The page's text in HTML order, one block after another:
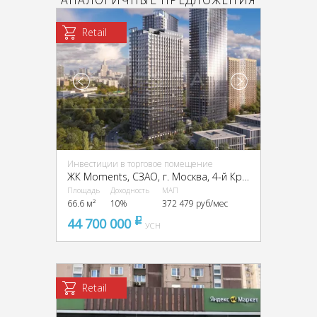
Retail
Инвестиции в торговое помещение
ЖК Moments, CЗАО, г. Москва, 4-й Красногорский пр-д, 2/4с3
Площадь
66.6 м²
Доходность
10%
МАП
372 479 руб/мес
44 700 000 pуб
УСН
Retail